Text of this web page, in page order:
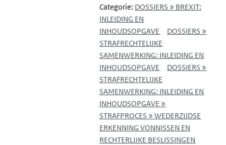
Categorie: DOSSIERS » BREXIT:
INLEIDING EN
INHOUDSOPGAVE
DOSSIERS »
STRAFRECHTELIJKE
SAMENWERKING: INLEIDING EN
INHOUDSOPGAVE
DOSSIERS »
STRAFRECHTELIJKE
SAMENWERKING: INLEIDING EN
INHOUDSOPGAVE »
STRAFPROCES » WEDERZIJDSE
ERKENNING VONNISSEN EN
RECHTERLIJKE BESLISSINGEN